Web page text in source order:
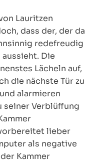
Lauritzen
dass der, der da
redefreudig
Die
Lächeln auf,
die nächste Tür zu
alarmieren
seiner Verblüffung
lieber
als negative
Kammer